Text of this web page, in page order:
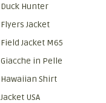
Duck Hunter
Flyers Jacket
Field Jacket M65
Giacche in Pelle
Hawaiian Shirt
Jacket USA